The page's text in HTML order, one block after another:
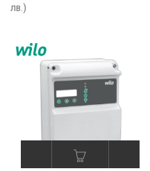
лв.)